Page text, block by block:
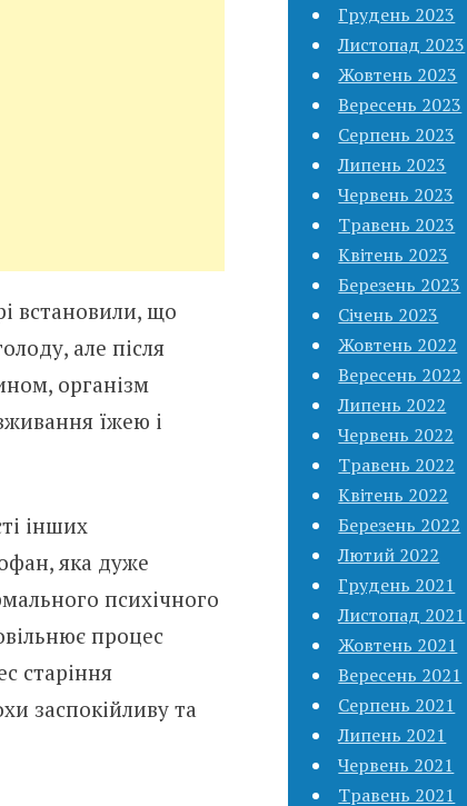
встановили, що
але після
організм
їжею і
інших
яка дуже
психічного
процес
старіння
заспокійливу та
Грудень 2023
Листопад 2023
Жовтень 2023
Вересень 2023
Серпень 2023
Липень 2023
Червень 2023
Травень 2023
Квітень 2023
Березень 2023
Січень 2023
Жовтень 2022
Вересень 2022
Липень 2022
Червень 2022
Травень 2022
Квітень 2022
Березень 2022
Лютий 2022
Грудень 2021
Листопад 2021
Жовтень 2021
Вересень 2021
Серпень 2021
Липень 2021
Червень 2021
Травень 2021